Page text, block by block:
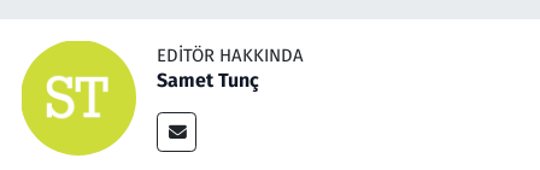
EDITÖR HAKKINDA
Samet Tunç